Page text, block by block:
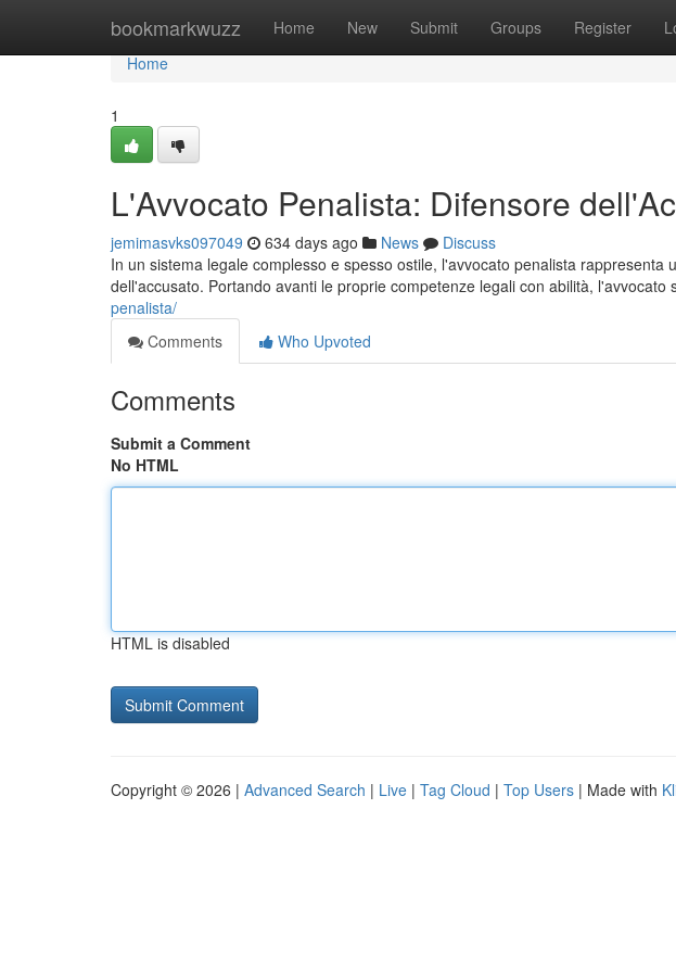
bookmarkwuzz Home New Submit Groups Register
Home
Home
1
L'Avvocato Penalista: Difensore
jemimasvks097049 634 days ago News
Discuss
In un sistema legale complesso e spesso ostile, l'avvocato penalista rappresenta
dell'accusato. Portando avanti le proprie competenze legali con abilità, l'avvocato
penalista/
Comments
Who Upvoted
Comments
Submit a Comment
No HTML
HTML is disabled
Copyright © 2026 | Advanced Search | Live | Tag Cloud | Top Users | Made with